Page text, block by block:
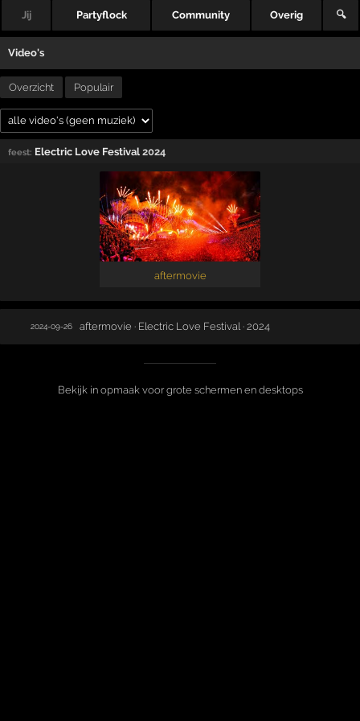
Jij Partyflock Community Overig 🔍
Video's
Overzicht Populair
feest: Electric Love Festival 2024
aftermovie
2024-09-26 aftermovie · Electric Love Festival · 2024
Bekijk in opmaak voor grote schermen en desktops